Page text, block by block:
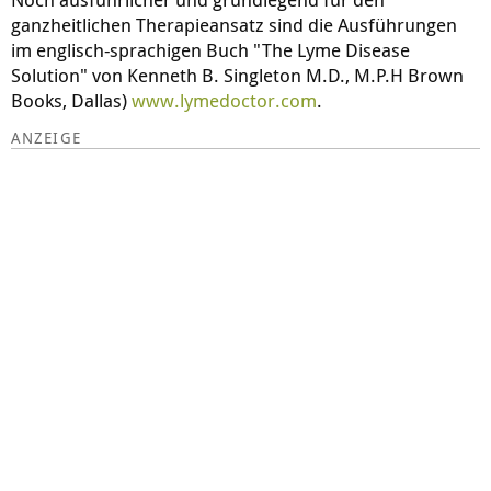
ganzheitlichen Therapieansatz sind die Ausführungen
im englisch-sprachigen Buch "The Lyme Disease
Solution" von Kenneth B. Singleton M.D., M.P.H Brown
Books, Dallas)www.lymedoctor.com.